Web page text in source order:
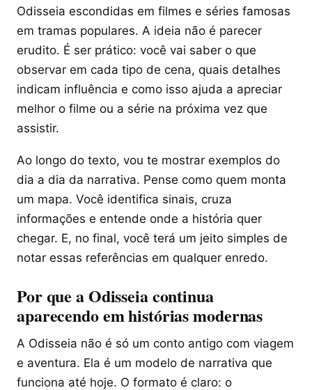
Odisseia escondidas em filmes e séries famosas
em tramas populares. A ideia não é parecer
erudito. É ser prático: você vai saber o que
observar em cada tipo de cena, quais detalhes
indicam influência e como isso ajuda a apreciar
melhor o filme ou a série na próxima vez que
assistir.
Ao longo do texto, vou te mostrar exemplos do
dia a dia da narrativa. Pense como quem monta
um mapa. Você identifica sinais, cruza
informações e entende onde a história quer
chegar. E, no final, você terá um jeito simples de
notar essas referências em qualquer enredo.
Por que a Odisseia continua
aparecendo em histórias modernas
A Odisseia não é só um conto antigo com viagem
e aventura. Ela é um modelo de narrativa que
funciona até hoje. O formato é claro: o